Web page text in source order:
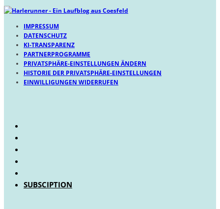
IMPRESSUM
DATENSCHUTZ
KI-TRANSPARENZ
PARTNERPROGRAMME
PRIVATSPHÄRE-EINSTELLUNGEN ÄNDERN
HISTORIE DER PRIVATSPHÄRE-EINSTELLUNGEN
EINWILLIGUNGEN WIDERRUFEN
SUBSCIPTION